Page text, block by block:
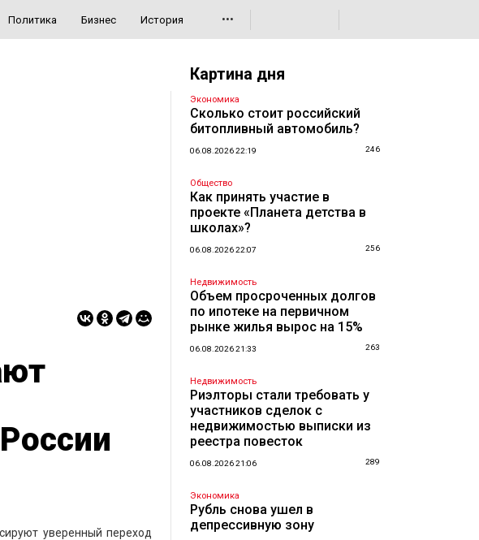
Политика Бизнес История •••
уверенный переход
Картина дня
Экономика
Сколько стоит российский
битопливный автомобиль?
06.08.2026 22:19 246
Общество
Как принять участие в
проекте «Планета детства в
школах»?
06.08.2026 22:07 256
Недвижимость
Объем просроченных долгов
по ипотеке на первичном
рынке жилья вырос на 15%
06.08.2026 21:33 263
Недвижимость
Риэлторы стали требовать у
участников сделок с
недвижимостью выписки из
реестра повесток
06.08.2026 21:06 289
Экономика
Рубль снова ушел в
депрессивную зону